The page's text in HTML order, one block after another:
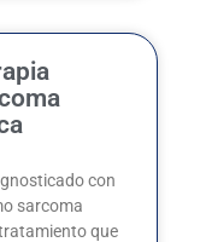
con
sarcoma
que